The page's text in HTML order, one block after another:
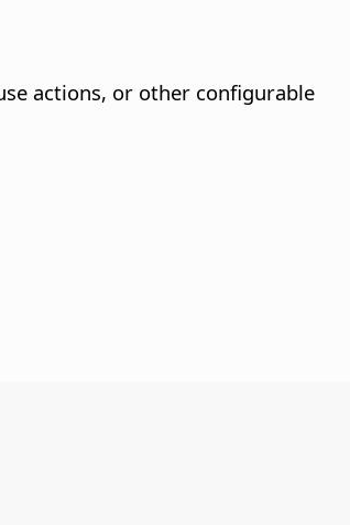
actions, or other configurable